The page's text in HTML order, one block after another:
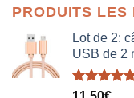
PRODUITS LES
Lot de 2:
USB de 2
Note5.00